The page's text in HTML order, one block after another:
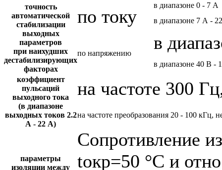
точность
автоматической
стабилизации
выходных
параметров
при наихудших
дестабилизирующих
факторах
по току
в диапазоне 0 - 7 А
в диапазоне 7 А -
по напряжению
в
в диапазоне 40 В -
коэффициент
пульсаций
выходного тока
(в диапазоне
выходных токов 2.2
А - 22 А)
на частоте 300
на частоте преобразования 20 - 100 кГц,
параметры
изоляции между
Сопротивление
tокр=50 °С и